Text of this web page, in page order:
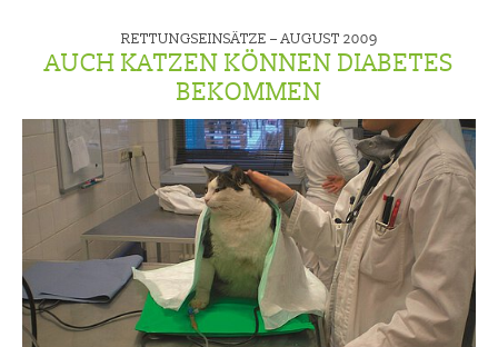
RETTUNGSEINSÄTZE –AUGUST 2009
AUCH KATZEN KÖNNEN DIABETES
BEKOMMEN